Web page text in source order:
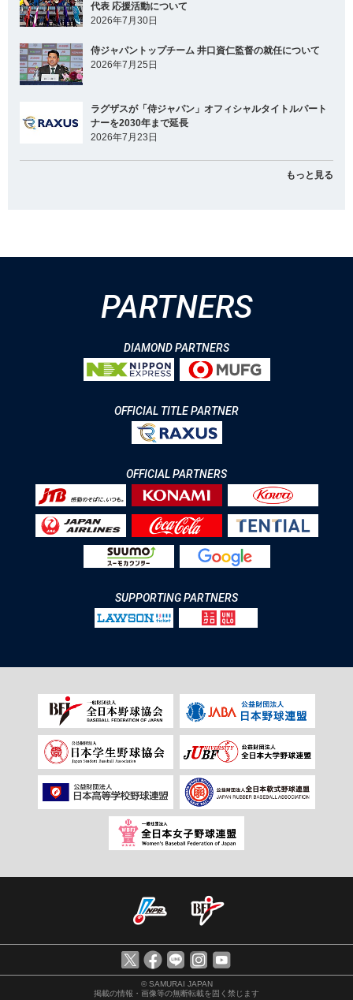
代表 応援活動について
2026年7月30日
侍ジャパントップチーム 井口資仁監督の就任について
2026年7月25日
ラグザスが「侍ジャパン」オフィシャルタイトルパート
ナーを2030年まで延長
2026年7月23日
もっと見る
PARTNERS
DIAMOND PARTNERS
OFFICIAL TITLE PARTNER
OFFICIAL PARTNERS
SUPPORTING PARTNERS
© SAMURAI JAPAN
掲載の情報・画像等の無断転載を固く禁じます